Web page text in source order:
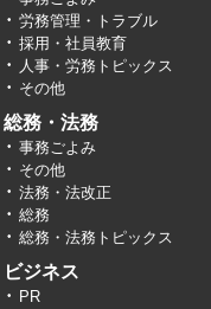
労務管理・トラブル
採用・社員教育
人事・労務トピックス
その他
総務・法務
事務ごよみ
その他
法務・法改正
総務
総務・法務トピックス
ビジネス
PR